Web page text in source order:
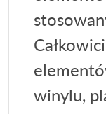
winylu,